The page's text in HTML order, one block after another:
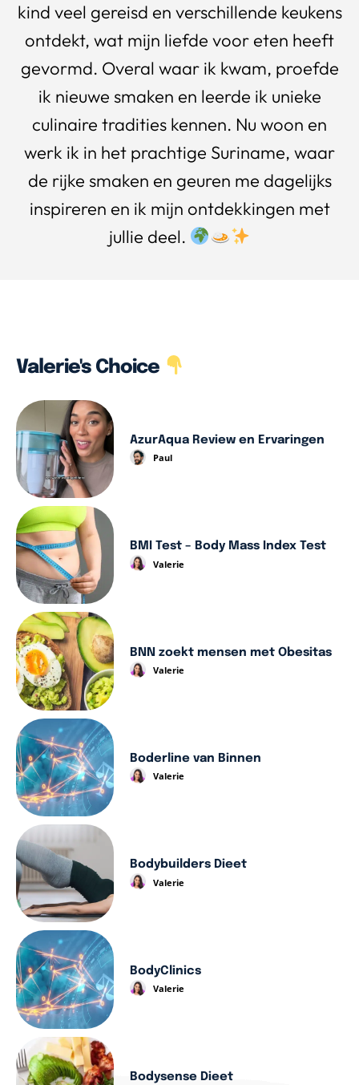
kind veel gereisd en verschillende keukens
ontdekt, wat mijn liefde voor eten heeft
gevormd. Overal waar ik kwam, proefde
ik nieuwe smaken en leerde ik unieke
culinaire tradities kennen. Nu woon en
werk ik in het prachtige Suriname, waar
de rijke smaken en geuren me dagelijks
inspireren en ik mijn ontdekkingen met
jullie deel.
Valerie's Choice
AzurAqua Review en Ervaringen
Paul
BMI Test – Body Mass Index Test
Valerie
BNN zoekt mensen met Obesitas
Valerie
Boderline van Binnen
Valerie
Bodybuilders Dieet
Valerie
BodyClinics
Valerie
Bodysense Dieet